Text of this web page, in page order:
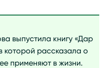
выпустила книгу «Дар
которой рассказала о
применяют в жизни.